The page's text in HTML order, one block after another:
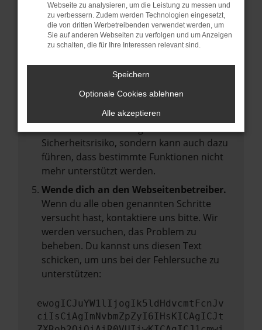
anderen Browser oder in einem privaten
Fenster?
Starte dein Gerät neu.
vorübergehende Probleme zu beheben.
Betriebssystem auf dem neuesten Stand
Veraltete Software birgt nicht nur ein
Sicherheitsrisiko, sondern kann auch dazu
führen, dass bestimmte Funktionen nicht
mehr unterstützt werden.
Wende dich an den Webseitenbetreiber.
Wenn du alle oben genannten Schritte
versucht hast, kontaktiere uns bitte. Wir
werden versuchen, das Problem zu
beheben. Du kannst uns diesen Text
schicken, um uns bei der Fehlersuche zu
unterstützen:
ewogICJuYW1lIjogIk5ldHdvcmtFcnJv
ciIsCiAgImNvbmZpZyI6IHsKICAgICJt
Webseite zu analysieren, um die Leistung zu messen und
zu verbessern. Zudem werden Technologien eingesetzt,
die von dritten Werbetreibenden verwendet werden, um
Sie auf anderen Webseiten zu verfolgen und um Anzeigen
zu schalten, die für Ihre Interessen relevant sind.
Speichern
Optionale Cookies ablehnen
Alle akzeptieren